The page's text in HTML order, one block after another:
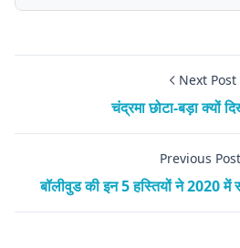
Next Post
चंद्रमा छोटा-बड़ा क्यों
Previous Post
बॉलीवुड की इन 5 हस्तियों ने 2020 में